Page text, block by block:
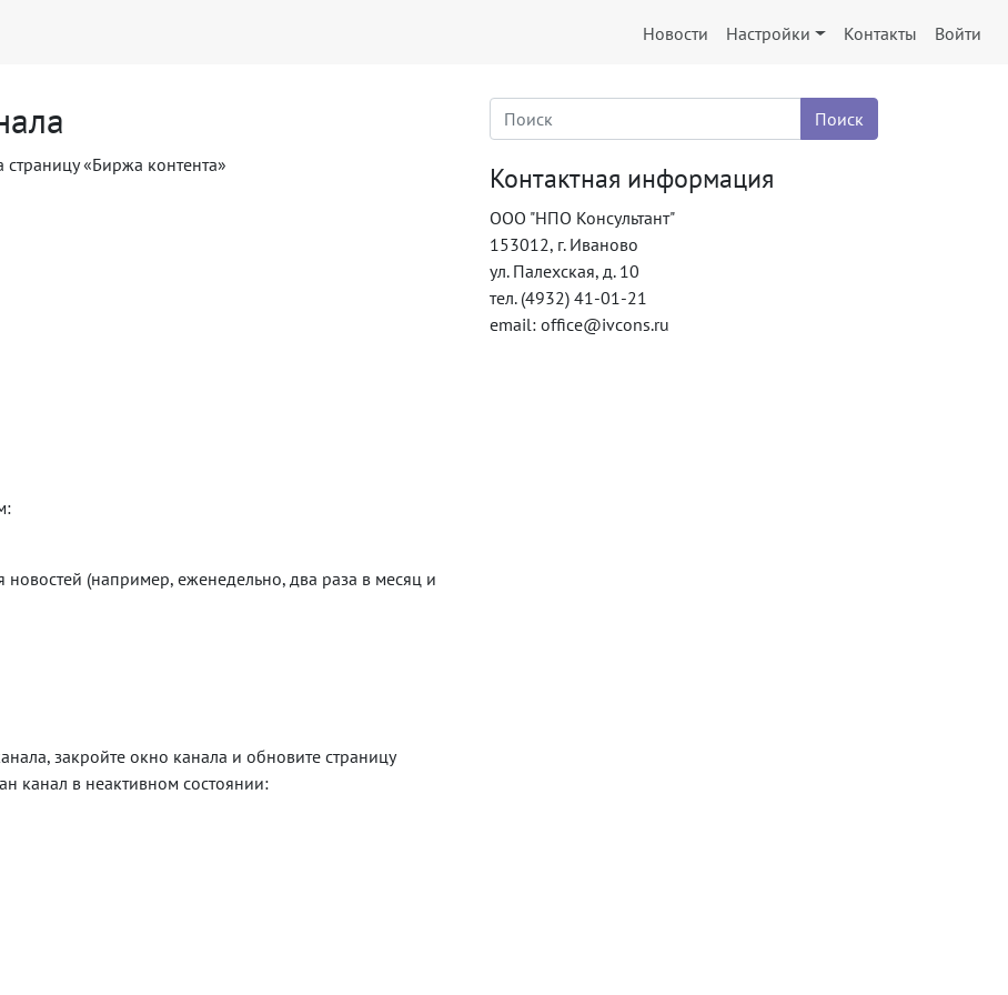
Новости Настройки Контакты Войти
«Биржа контента»
(например, еженедельно, два раза в месяц и
закройте окно канала и обновите страницу
канал в неактивном состоянии:
Контактная информация
ООО "НПО Консультант"
153012, г. Иваново
ул. Палехская, д. 10
тел. (4932) 41-01-21
email: office@ivcons.ru